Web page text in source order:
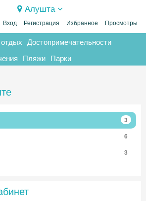
Алушта
Вход Регистрация Избранное Просмотры
Достопримечательности
Пляжи Парки
3
6
3